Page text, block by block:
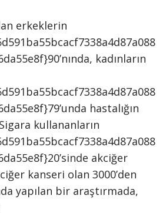
erkeklerin
kadınların
hastalığın
kullananların
akciğer
kanseri olan 3000’den
yapılan bir araştırmada,